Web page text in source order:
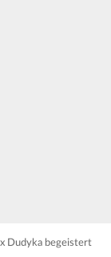
Dudyka begeistert